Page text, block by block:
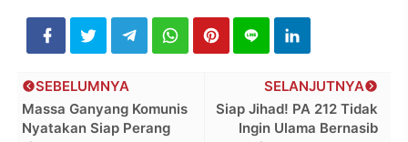
SELANJUTNYA
Siap Jihad! PA 212 Tidak
Ingin Ulama Bernasib
SEBELUMNYA
Massa Ganyang Komunis
Nyatakan Siap Perang